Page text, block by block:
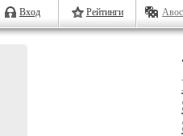
Вход Рейтинги